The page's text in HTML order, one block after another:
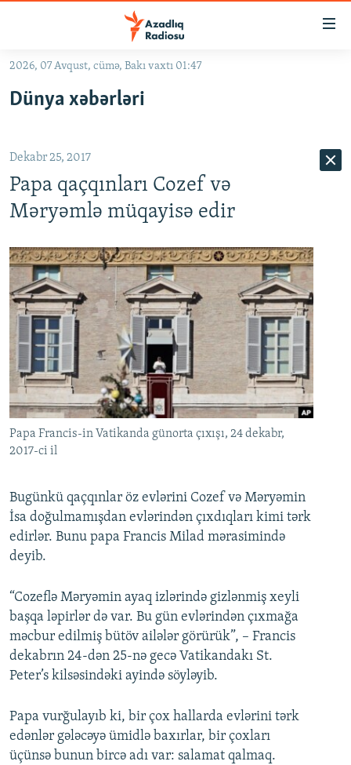
Əsas
qayıt
qayıt
Axtarışa
keç
#İZAHLA
FƏRQƏ BAX
QANUNI DOĞRU
ARAŞDIRMA
MULTIMEDIA
VIDEO
FOTOQALEREYA
İNFOQRAFIKA
KARIKATURA
RADIO ARXIV
OXU ZALI
AZƏRBAYCAN ƏDƏBIYYATI KITABXANASI
İSLAM VƏ DEMOKRATIYA
HAQQIMIZDA
MISSIYAMIZ
PEŞƏ ETIKASI VƏ JURNALISTIKA STANDARTLARIMIZ
AZADLIQRADIOSU MOBIL TELEFONUNUZDA
XƏBƏR BÜLLETENLƏRIMIZ
BIZI IZLƏ
RFE/RL-in bütün saytları
2026, 07 Avqust, cümə, Bakı vaxtı 01:47
Dünya xəbərləri
Dekabr 25, 2017
Papa qaçqınları Cozef və
Məryəmlə müqayisə edir
Papa Francis-in Vatikanda günorta çıxışı, 24 dekabr,
2017-ci il
Bugünkü qaçqınlar öz evlərini Cozef və Məryəmin
İsa doğulmamışdan evlərindən çıxdıqları kimi tərk
edirlər. Bunu papa Francis Milad mərasimində
deyib.
“Cozeflə Məryəmin ayaq izlərində gizlənmiş xeyli
başqa ləpirlər də var. Bu gün evlərindən çıxmağa
məcbur edilmiş bütöv ailələr görürük”, – Francis
dekabrın 24-dən 25-nə gecə Vatikandakı St.
Peter’s kilsəsindəki ayində söyləyib.
Papa vurğulayıb ki, bir çox hallarda evlərini tərk
edənlər gələcəyə ümidlə baxırlar, bir çoxları
üçünsə bunun bircə adı var: salamat qalmaq.